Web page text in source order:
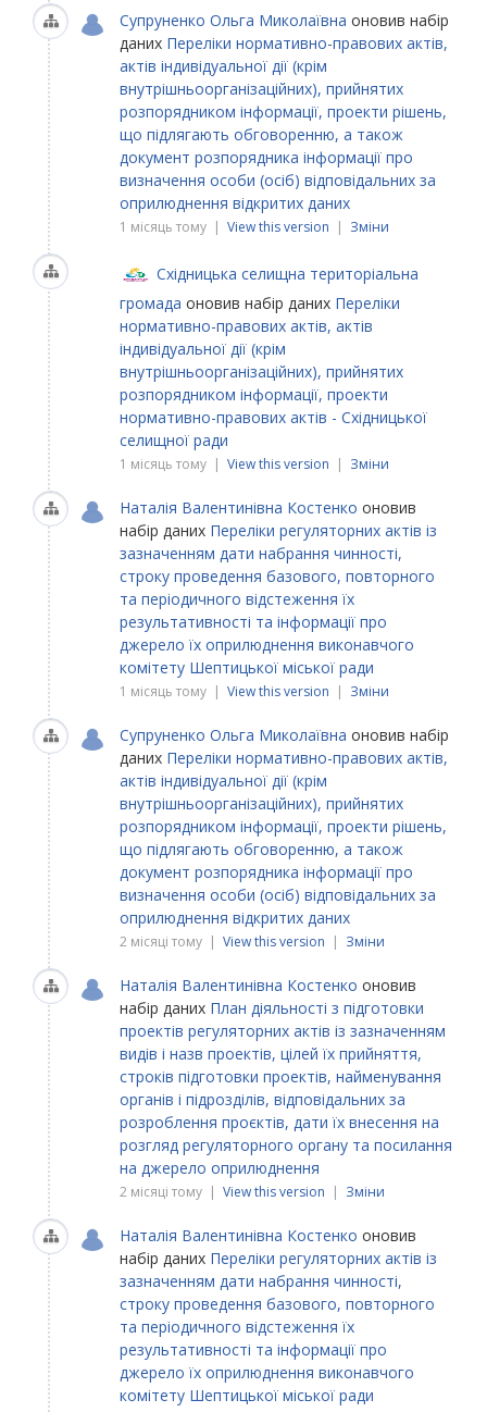
Супруненко Ольга Миколаївна оновив набір
даних Переліки нормативно-правових актів,
актів індивідуальної дії (крім
внутрішньоорганізаційних), прийнятих
розпорядником інформації, проекти рішень,
що підлягають обговоренню, а також
документ розпорядника інформації про
визначення особи (осіб) відповідальних за
оприлюднення відкритих даних
1 місяць тому | View this version | Зміни
Східницька селищна територіальна
громада оновив набір даних Переліки
нормативно-правових актів, актів
індивідуальної дії (крім
внутрішньоорганізаційних), прийнятих
розпорядником інформації, проекти
нормативно-правових актів - Східницької
селищної ради
1 місяць тому | View this version | Зміни
Наталія Валентинівна Костенко оновив
набір даних Переліки регуляторних актів із
зазначенням дати набрання чинності,
строку проведення базового, повторного
та періодичного відстеження їх
результативності та інформації про
джерело їх оприлюднення виконавчого
комітету Шептицької міської ради
1 місяць тому | View this version | Зміни
Супруненко Ольга Миколаївна оновив набір
даних Переліки нормативно-правових актів,
актів індивідуальної дії (крім
внутрішньоорганізаційних), прийнятих
розпорядником інформації, проекти рішень,
що підлягають обговоренню, а також
документ розпорядника інформації про
визначення особи (осіб) відповідальних за
оприлюднення відкритих даних
2 місяці тому | View this version | Зміни
Наталія Валентинівна Костенко оновив
набір даних План діяльності з підготовки
проектів регуляторних актів із зазначенням
видів і назв проектів, цілей їх прийняття,
строків підготовки проектів, найменування
органів і підрозділів, відповідальних за
розроблення проєктів, дати їх внесення на
розгляд регуляторного органу та посилання
на джерело оприлюднення
2 місяці тому | View this version | Зміни
Наталія Валентинівна Костенко оновив
набір даних Переліки регуляторних актів із
зазначенням дати набрання чинності,
строку проведення базового, повторного
та періодичного відстеження їх
результативності та інформації про
джерело їх оприлюднення виконавчого
комітету Шептицької міської ради